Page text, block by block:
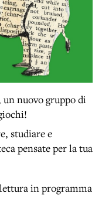
nuovo gruppo di
studiare e
pensate per la tua
in programma